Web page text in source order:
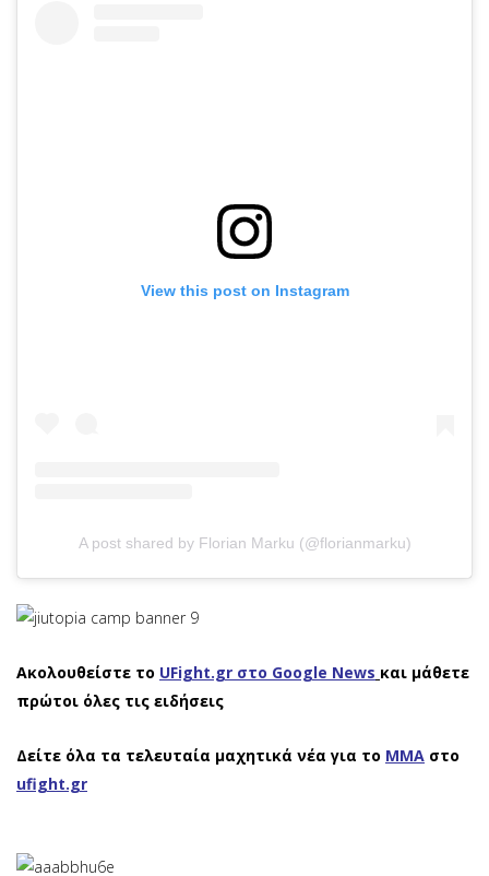
View this post on Instagram
A post shared by Florian Marku (@florianmarku)
Ακολουθείστε το UFight.gr στο Google News και μάθετε
πρώτοι όλες τις ειδήσεις
Δείτε όλα τα τελευταία μαχητικά νέα για το ΜΜΑ στο
ufight.gr